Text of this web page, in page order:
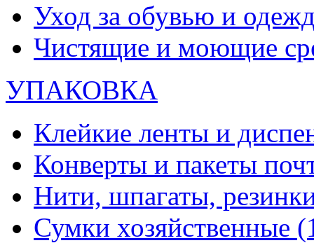
Уход за обувью и
Чистящие и моющие
УПАКОВКА
Клейкие ленты и
Конверты и пакеты
Нити, шпагаты,
Сумки хозяйственные